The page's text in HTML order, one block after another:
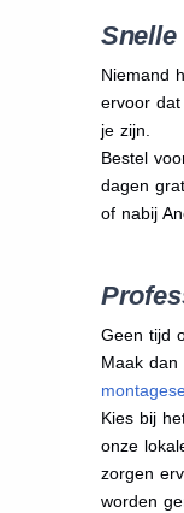
Niemand
ervoor
je zijn.
Bestel
dagen
of nabij
Geen tijd
Maak dan
Kies bij
onze
zorgen
worden